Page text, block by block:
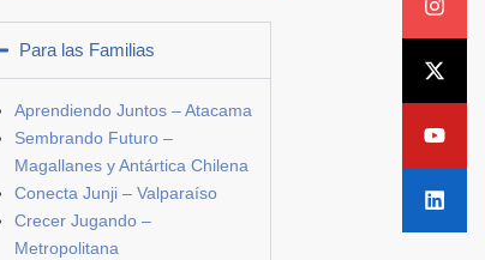
Para las Familias
Aprendiendo Juntos – Atacama
Sembrando Futuro –
Magallanes y Antártica Chilena
Conecta Junji – Valparaíso
Crecer Jugando –
Metropolitana